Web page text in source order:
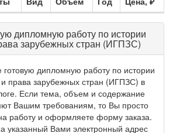
дипломную работу по истории
зарубежных стран (ИГПЗС)
готовую дипломную работу по истории
и права зарубежных стран (ИГПЗС) в
Если тема, объем и содержание
Вашим требованиям, то Вы просто
работу и оформляете форму заказа.
указанный Вами электронный адрес